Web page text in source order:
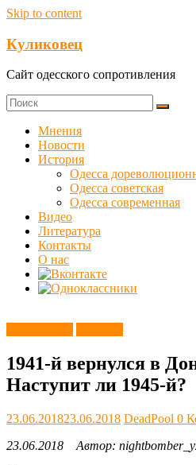
Skip to content
Куликовец
Сайт одесского сопротивления
Мнения
Новости
История
Одесса
Одесса советская
Одесса современная
Видео
Литература
Контакты
О нас
1941-й вернулся в
Наступит ли 1945-й?
23.06.201823.06.2018 DeadPool 0
23.06.2018 Автор: